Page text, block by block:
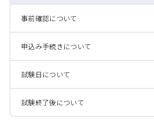
事前確認について
申込み手続きについて
試験日について
試験終了後について